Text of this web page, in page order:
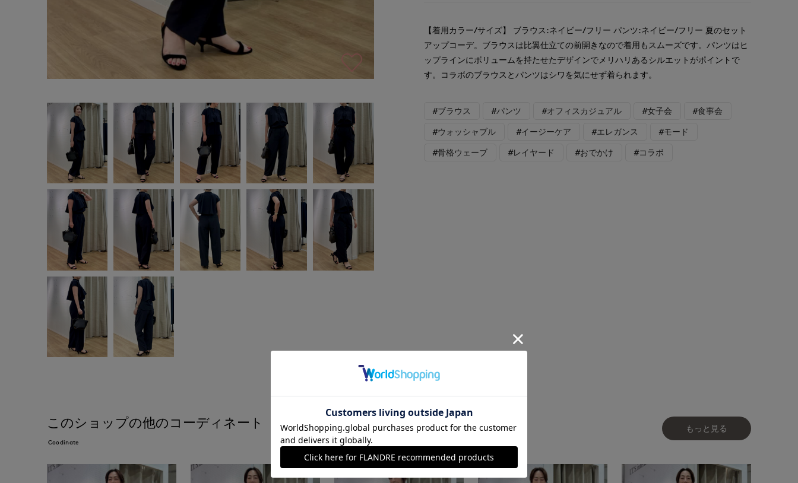
【着用カラー/サイズ】 ブラウス:ネイビー/フリー パンツ:ネイビー/フリー 夏のセット
アップコーデ。ブラウスは比翼仕立ての前開きなので着用もスムーズです。パンツはヒ
ップラインにボリュームを持たせたデザインでメリハリあるシルエットがポイントで
す。コラボのブラウスとパンツはシワを気にせず着られます。
#ブラウス #パンツ #オフィスカジュアル #女子会 #食事会
#ウォッシャブル #イージーケア #エレガンス #モード
#骨格ウェーブ #レイヤード #おでかけ #コラボ
このショップの他のコーディネート
Coodinate
もっと見る